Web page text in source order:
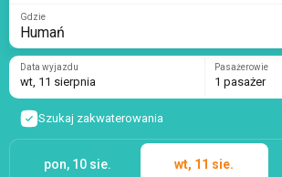
Gdzie
Data wyjazdu
wt, 11 sierpnia
Pasażerowie
1 pasażer
Szukaj zakwaterowania
pon, 10 sie. wt, 11 sie.